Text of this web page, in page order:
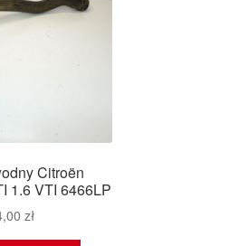
Citroën
1.6 VTI 6466LP
zł